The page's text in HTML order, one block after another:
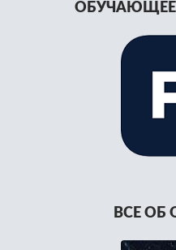
ОБУЧАЮЩЕЕ
ВСЕ ОБ